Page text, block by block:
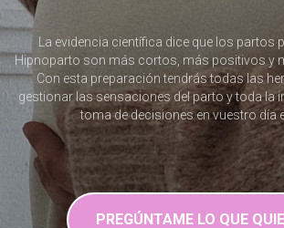
La evidencia científica dice que los partos
Hipnoparto son más cortos, más positivos y
Con esta preparación tendrás todas las
gestionar las sensaciones del parto y toda la
toma de decisiones en vuestro día
PREGÚNTAME LO QUE